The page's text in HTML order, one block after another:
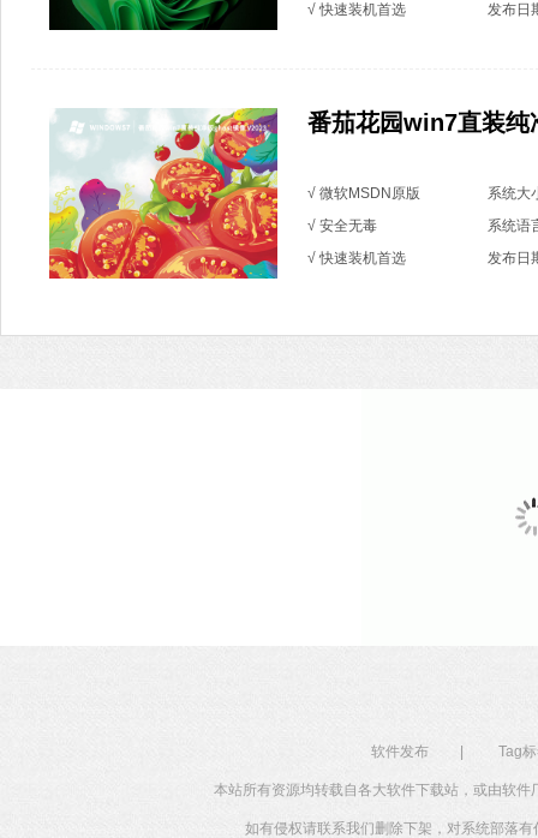
√ 快速装机首选
发布日
番茄花园win7直装
√ 微软MSDN原版
系统大
√ 安全无毒
系统语
√ 快速装机首选
发布日
软件发布 Tag
本站所有资源均转载自各大软件下载站，或由软
如有侵权请联系我们删除下架，对系统部落